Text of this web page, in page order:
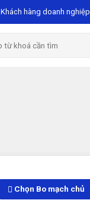
Khách hàng doanh nghiệp
Chọn Bo mạch chủ